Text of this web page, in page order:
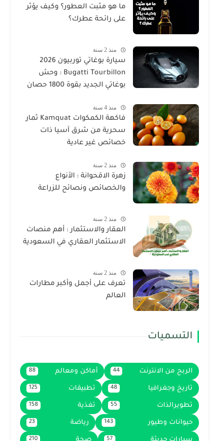
ما هو مثبت العطور؟ وكيف يؤثر
على رائحة عطرك؟
منذ 2 سنة
سيارة بوغاتي توربيون 2026
Bugatti Tourbillon : وحش
بوغاتي الجديد بقوة 1800 حصان
منذ 4 سنة
فاكهة الكمكوات Kamquat ثمار
سحرية من شرق آسيا ذات
خصائص غير عادية
منذ 2 سنة
زهرة الاقحوانة : الأنواع
والخصائص ونصائح للزراعة
منذ 2 سنة
العقار والاستثمار : أهم منصات
الاستثمار العقاري في السعودية
منذ 2 سنة
تعرف على أجمل وأكبر مطارات
العالم
التسميات
الربح من الانترنت 44 أماكن ومعالم 88
تاريخ وجغرافيا 48 تطبيقات 125
تطويرالذات 55 تغذية 158
حيوانات وطيور 143 رياضة 23
57
210